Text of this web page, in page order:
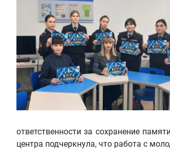
ответственности за сохранение
центра подчеркнула, что работа с